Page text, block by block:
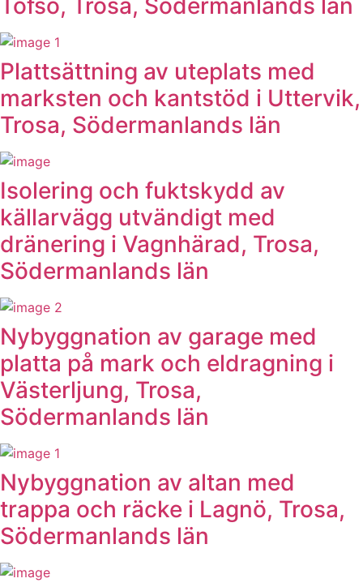
Tofsö, Trosa, Södermanlands län
Plattsättning av uteplats med
marksten och kantstöd i Uttervik,
Trosa, Södermanlands län
Isolering och fuktskydd av
källarvägg utvändigt med
dränering i Vagnhärad, Trosa,
Södermanlands län
Nybyggnation av garage med
platta på mark och eldragning i
Västerljung, Trosa,
Södermanlands län
Nybyggnation av altan med
trappa och räcke i Lagnö, Trosa,
Södermanlands län